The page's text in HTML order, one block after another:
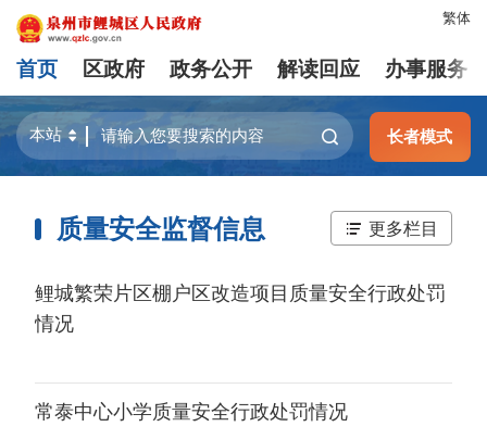
繁体
首页 区政府 政务公开 解读回应 办事服务
长者模式
质量安全监督信息 更多栏目
鲤城繁荣片区棚户区改造项目质量安全行政处罚
情况
常泰中心小学质量安全行政处罚情况